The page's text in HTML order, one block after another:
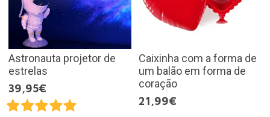
Astronauta projetor de
estrelas
39,95€
Caixinha com a forma de
um balão em forma de
coração
21,99€